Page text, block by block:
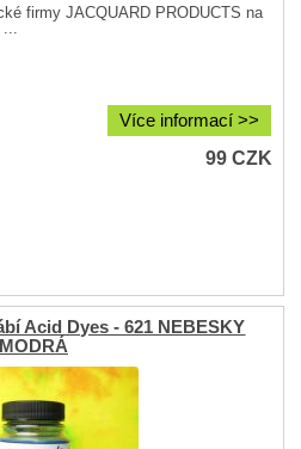
firmy JACQUARD PRODUCTS na
...
Více informací >>
99CZK
Acid Dyes - 621 NEBESKY
MODRÁ